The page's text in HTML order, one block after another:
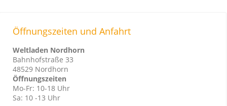
Öffnungszeiten und Anfahrt
Weltladen Nordhorn
Bahnhofstraße 33
48529 Nordhorn
Öffnungszeiten
Mo-Fr: 10-18 Uhr
Sa: 10 -13 Uhr